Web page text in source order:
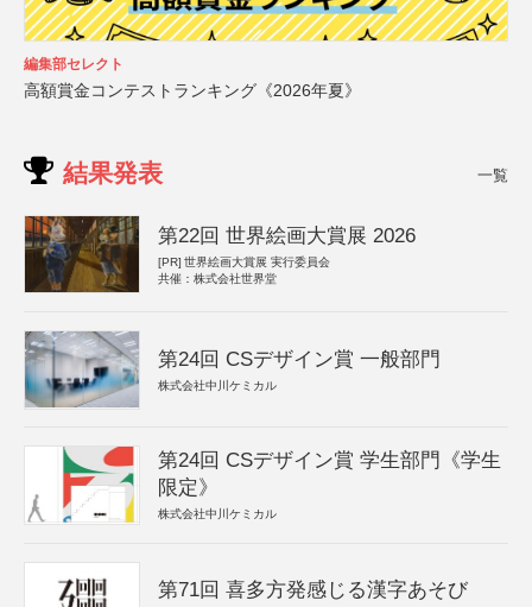
編集部セレクト
高額賞金コンテストランキング《2026年夏》
結果発表 一覧
第22回 世界絵画大賞展 2026
[PR] 世界絵画大賞展 実行委員会
共催：株式会社世界堂
第24回 CSデザイン賞 一般部門
株式会社中川ケミカル
第24回 CSデザイン賞 学生部門《学生
限定》
株式会社中川ケミカル
第71回 喜多方発感じる漢字あそび